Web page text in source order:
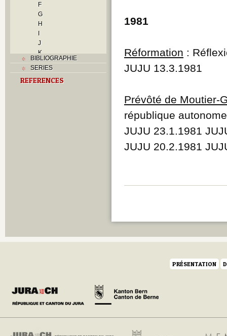
F
G
H
I
J
K
L
M
N
BIBLIOGRAPHIE
SERIES
REFERENCES
1981
Réformation :
JUJU 13.3.1981
Prévôté de Moutier-
république
JUJU 23.1.1981
JUJU 20.2.1981
PRÉSENTATION